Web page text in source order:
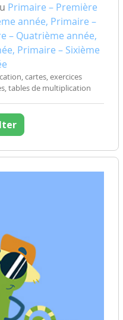
Primaire – Première
année, Primaire –
– Quatrième année,
Primaire – Sixième
cartes, exercices
tables de multiplication